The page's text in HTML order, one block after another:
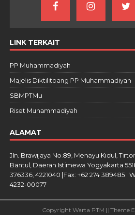
LINK TERKAIT
PP Muhammadiyah
Majelis Diktilitbang PP Muhammadiyah
SBMPTMu
Riset Muhammadiyah
ALAMAT
Jln. Brawijaya No.89, Menayu Kidul,
Bantul, Daerah Istimewa Yogyakarta
376336, 4221040 |Fax: +62 274 389485 |
4232-00077
Copyright Warta PTM || Theme